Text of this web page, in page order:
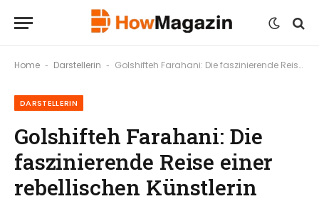
Home - Darstellerin - Golshifteh Farahani: Die faszinierende Reise einer rebellischen Künstlerin
DARSTELLERIN
Golshifteh Farahani: Die
faszinierende Reise einer
rebellischen Künstlerin